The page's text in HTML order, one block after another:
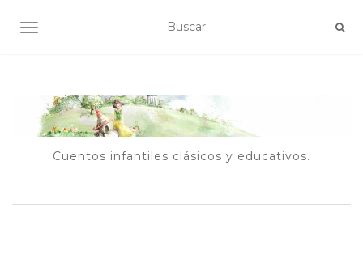
ALTERNAR NAVEGACIÓN
Cuentos infantiles clásicos y educativos.